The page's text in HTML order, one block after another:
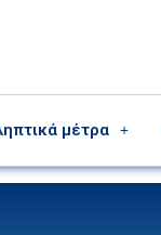
μέτρα